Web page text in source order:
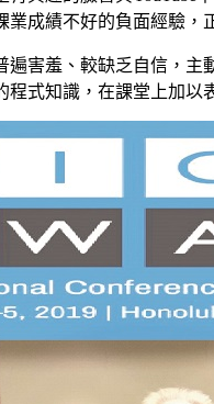
成績不好的負面經驗，
害羞、較缺乏自信，
式知識，在課堂上加